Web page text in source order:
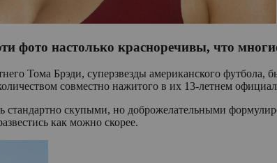
фото настолько красноречивы, что
Тома Брэди, суперзвезды американского футбола,
совместно нажитого в их 13-летнем
стандартно скупыми, но доброжелательными
как можно скорее.